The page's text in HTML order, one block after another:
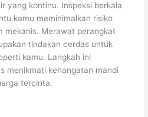
yang kontinu. Inspeksi berkala
kamu meminimalkan risiko
mekanis. Merawat perangkat
tindakan cerdas untuk
kamu. Langkah ini
menikmati kehangatan mandi
tercinta.